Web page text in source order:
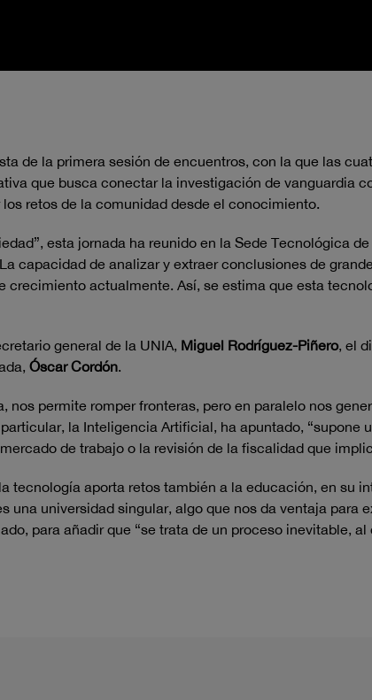
de la primera sesión de encuentros, con la que las
que busca conectar la investigación de vanguardia
retos de la comunidad desde el conocimiento.
esta jornada ha reunido en la Sede Tecnológica
capacidad de analizar y extraer conclusiones de
crecimiento actualmente. Así, se estima que esta
general de la UNIA, Miguel Rodríguez-Piñero, el
Óscar Cordón.
nos permite romper fronteras, pero en paralelo nos
la Inteligencia Artificial, ha apuntado, “supone
de trabajo o la revisión de la fiscalidad que
tecnología aporta retos también a la educación, en su
una universidad singular, algo que nos da ventaja para
para añadir que “se trata de un proceso inevitable,